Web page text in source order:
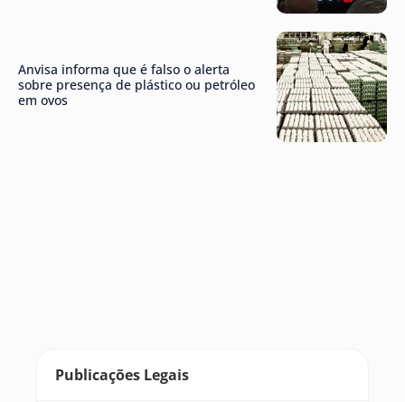
Anvisa informa que é falso o alerta
sobre presença de plástico ou petróleo
em ovos
Publicações Legais